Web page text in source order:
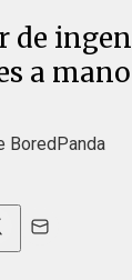
de
a mano
BoredPanda